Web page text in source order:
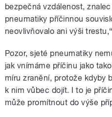
bezpečná vzdálenost,
pneumatiky příčinnou
neovlivňovalo ani výši
Pozor, sjeté pneumatiky
jak vnímáme příčinu jako
míru zranění, protože kdyby
k nim vůbec dojít. I to je
může promítnout do výše